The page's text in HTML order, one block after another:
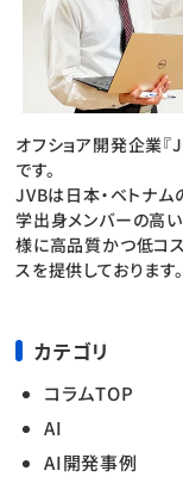
オフショア開発企業『
です。
JVBは日本・ベトナム
学出身メンバーの高
様に高品質かつ低コ
スを提供しております。
カテゴリ
コラムTOP
AI
AI開発事例